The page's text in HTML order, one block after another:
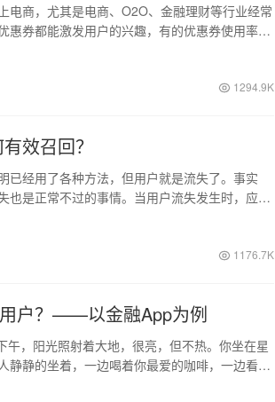
电商，尤其是电商、O2O、金融理财等行业经常
惠券都能激发用户的兴趣，有的优惠券使用率很
1294.9K
效召回？
已经用了各种方法，但用户就是流失了。事实
也是正常不过的事情。当用户流失发生时，应该
1176.7K
用户？——以金融App为例
，阳光照射着大地，很亮，但不热。你坐在星
静静的坐着，一边喝着你最爱的咖啡，一边看着